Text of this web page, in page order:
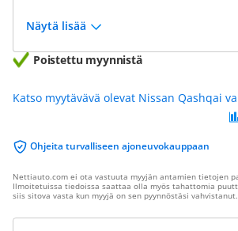
Näytä lisää
Poistettu myynnistä
Katso myytävävä olevat Nissan Qashqai
Ohjeita turvalliseen ajoneuvokauppaan
Nettiauto.com ei ota vastuuta myyjän antamien tietojen
Ilmoitetuissa tiedoissa saattaa olla myös tahattomia
siis sitova vasta kun myyjä on sen pyynnöstäsi vahvistanut.